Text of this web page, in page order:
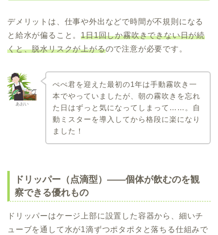
デメリットは、仕事や外出などで時間が不規則になる
と給水が偏ること。1日1回しか霧吹きできない日が続
くと、脱水リスクが上がるので注意が必要です。
あおい
ぺぺ君を迎えた最初の1年は手動霧吹き一
本でやっていましたが、朝の霧吹きを忘れ
た日はずっと気になってしまって……。自
動ミスターを導入してから格段に楽になり
ました！
ドリッパー（点滴型）——個体が飲むのを観
察できる優れもの
ドリッパーはケージ上部に設置した容器から、細いチ
ューブを通して水が1滴ずつポタポタと落ちる仕組みで